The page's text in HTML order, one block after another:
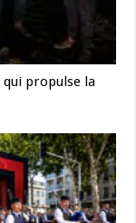
qui propulse la